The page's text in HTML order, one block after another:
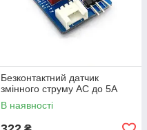
Безконтактний датчик
змінного струму AC до 5A
В наявності